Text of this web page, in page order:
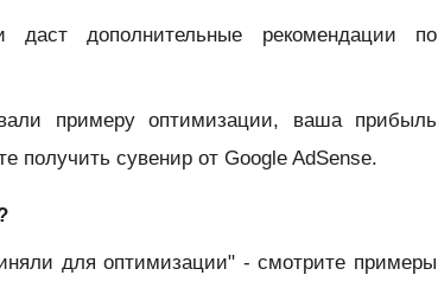
дополнительные рекомендации по
примеру оптимизации, ваша прибыль
получить сувенир от Google AdSense.
для оптимизации" - смотрите примеры